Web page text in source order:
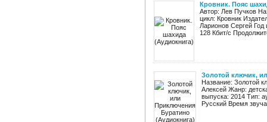
Кровник. Пояс
Автор: Лев Пучков
цикл: Кровник
Ларионов Сергей Год
128 Кбит/с
Золотой ключик,
Название: Золотой
Алексей Жанр:
выпуска: 2014 Тип:
Русский Время